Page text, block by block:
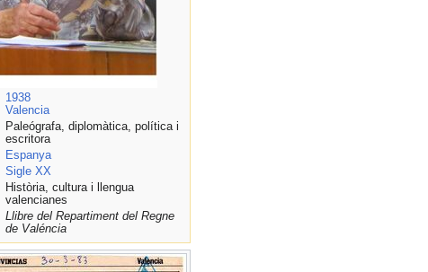
1938
Valencia
Paleógrafa, diplomàtica, política i
escritora
Espanya
Sigle XX
Història, cultura i llengua
valencianes
Llibre del Repartiment del Regne
de Valéncia